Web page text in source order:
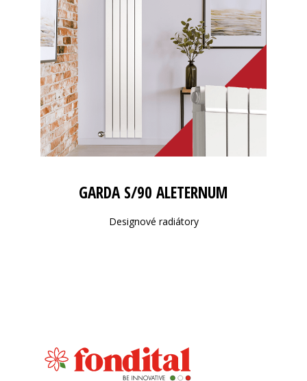
GARDA S/90 ALETERNUM
Designové radiátory